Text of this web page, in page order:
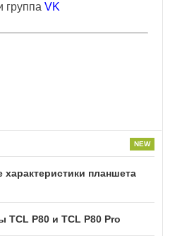
группа VK
планшета
TCL P80 и TCL P80 Pro